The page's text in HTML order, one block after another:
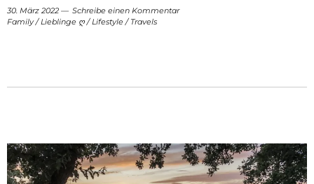
30. März 2022
Schreibe einen Kommentar
Family/Lieblinge ღ/Lifestyle/ Travels